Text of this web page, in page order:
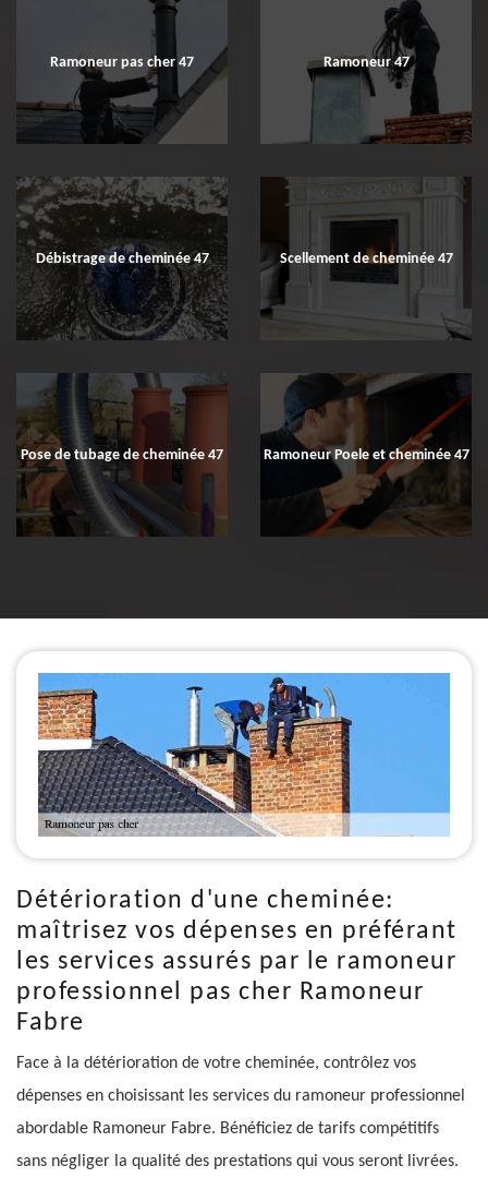
Ramoneur pas cher 47 Ramoneur 47
Débistrage de cheminée 47 Scellement de cheminée 47
Pose de tubage de cheminée 47 Ramoneur Poele et cheminée 47
Détérioration d'une cheminée:
maîtrisez vos dépenses en préférant
les services assurés par le ramoneur
professionnel pas cher Ramoneur
Fabre
Face à la détérioration de votre cheminée, contrôlez vos
dépenses en choisissant les services du ramoneur professionnel
abordable Ramoneur Fabre. Bénéficiez de tarifs compétitifs
sans négliger la qualité des prestations qui vous seront livrées.